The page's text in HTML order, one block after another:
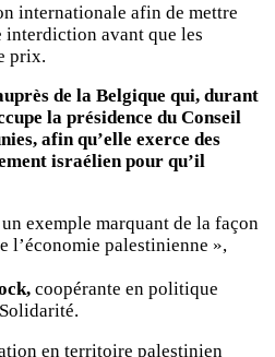
internationale afin de mettre
interdiction avant que les
prix.
de la Belgique qui, durant
la présidence du Conseil
afin qu’elle exerce des
israélien pour qu’il
exemple marquant de la façon
l’économie palestinienne »,
coopérante en politique
en territoire palestinien